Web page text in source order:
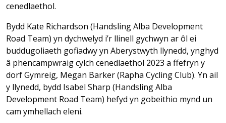
cenedlaethol.
Bydd Kate Richardson (Handsling Alba Development
Road Team) yn dychwelyd i’r llinell gychwyn ar ôl ei
buddugoliaeth gofiadwy yn Aberystwyth llynedd, ynghyd
â phencampwraig cylch cenedlaethol 2023 a ffefryn y
dorf Gymreig, Megan Barker (Rapha Cycling Club). Yn ail
y llynedd, bydd Isabel Sharp (Handsling Alba
Development Road Team) hefyd yn gobeithio mynd un
cam ymhellach eleni.